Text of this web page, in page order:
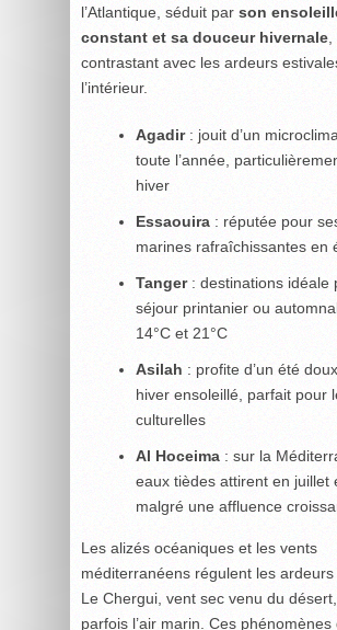
l’Atlantique, séduit par son
constant et sa douceur hivernale
contrastant avec les ardeurs
l’intérieur.
Agadir: jouit d’un
toute l’année,
hiver
Essaouira : réputée pour
marines rafraîchissantes en
Tanger: destinations idéale
séjour printanier ou
14°C et 21°C
Asilah : profite d’un été
hiver ensoleillé, parfait pour
culturelles
Al Hoceima : sur la
eaux tièdes attirent en juillet
malgré une affluence
Les alizés océaniques et les vents
méditerranéens régulent les ardeurs
Le Chergui, vent sec venu du
parfois l’air marin. Ces phénomènes